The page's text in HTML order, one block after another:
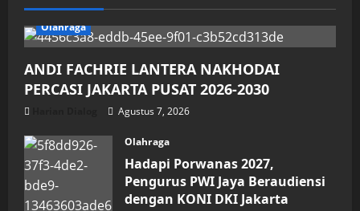
Olahraga
ANDI FACHRIE LANTERA NAKHODAI
PERCASI JAKARTA PUSAT 2026-2030
Agustus 7, 2026
Olahraga
Hadapi Porwanas 2027,
Pengurus PWI Jaya Beraudiensi
dengan KONI DKI Jakarta